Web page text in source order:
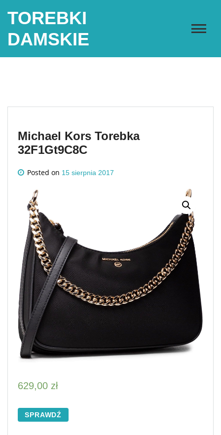
TOREBKI
DAMSKIE
Michael Kors Torebka
32F1Gt9C8C
Posted on 15 sierpnia 2017
629,00 zł
SPRAWDŹ